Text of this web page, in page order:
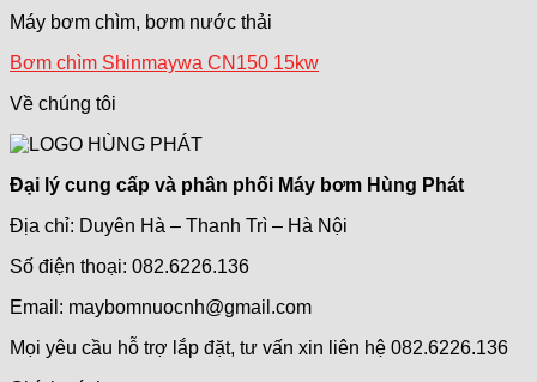
Máy bơm chìm, bơm nước thải
Bơm chìm Shinmaywa CN150 15kw
Về chúng tôi
Đại lý cung cấp và phân phối Máy bơm Hùng Phát
Địa chỉ: Duyên Hà – Thanh Trì – Hà Nội
Số điện thoại: 082.6226.136
Email: maybomnuocnh@gmail.com
Mọi yêu cầu hỗ trợ lắp đặt, tư vấn xin liên hệ 082.6226.136